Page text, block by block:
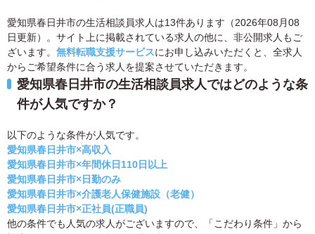
愛知県春日井市の生活相談員求人は13件あります（2026年08月08
日更新）。サイト上に掲載されている求人の他に、非公開求人もご
ざいます。 無料転職支援サービスにお申し込みいただくと、全求人
からご希望条件に合う求人を提案させていただきます。
愛知県春日井市の生活相談員求人ではどのような条
件が人気ですか？
以下のような条件が人気です。
愛知県春日井市×高収入
愛知県春日井市×年間休日110日以上
愛知県春日井市×日勤のみ
愛知県春日井市×介護老人保健施設（老健）
愛知県春日井市×正社員(正職員)
他の条件でも人気の求人がございますので、「こだわり条件」から